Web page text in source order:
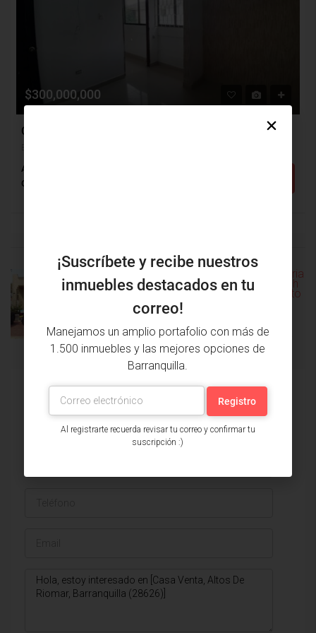
$300,000,000
Casa Venta, El Limoncito, Barranquilla (30628v)
Alcobas: 3
Casa
ANTERIOR
PRÓXIMA
PROPIEDAD
Ver listados
¡Suscríbete y recibe nuestros
inmuebles destacados en tu
correo!
Manejamos un amplio portafolio con más de
1.500 inmuebles y las mejores opciones de
Barranquilla.
Al registrarte recuerda revisar tu correo y confirmar tu
suscripción :)